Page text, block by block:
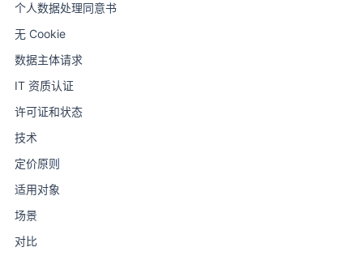
个人数据处理同意书
无 Cookie
数据主体请求
IT 资质认证
许可证和状态
技术
定价原则
适用对象
场景
对比